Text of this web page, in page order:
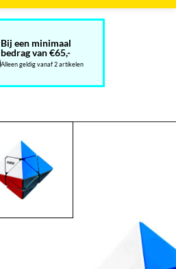
Bij een minimaal
bedrag van €65,-
Alleen geldig vanaf 2 artikelen